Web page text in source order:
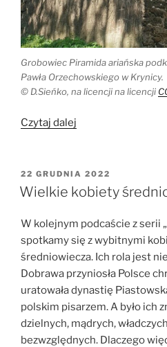
Grobowiec Piramida ariańska
Pawła Orzechowskiego w Krynicy.
© D.Sieńko, na licencji na licencji
Czytaj dalej
Bastarnów
i
tylko”
OPUBLIKOWANE
W
22 GRUDNIA 2022
Wielkie kobiety
W kolejnym podcaście z serii
spotkamy się z wybitnymi
średniowiecza. Ich rola jest
Dobrawa przyniosła Polsce
uratowała dynastię
polskim pisarzem. A było ich
dzielnych, mądrych,
bezwzględnych. Dlaczego